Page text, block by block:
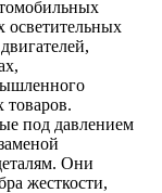
осветительных
товаров.
под давлением
Они
жесткости,